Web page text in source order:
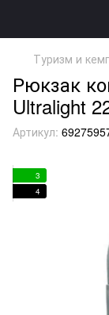
Туризм и
Рюкзак
Ultralight
Артикул:
3
4